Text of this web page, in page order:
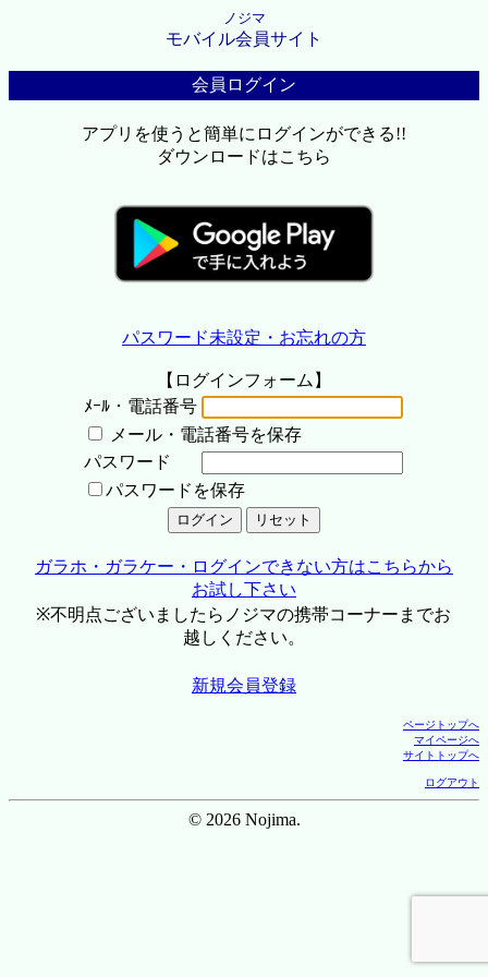
ノジマ
モバイル会員サイト
会員ログイン
アプリを使うと簡単にログインができる!!
ダウンロードはこちら
パスワード未設定・お忘れの方
【ログインフォーム】
ﾒｰﾙ・電話番号
メール・電話番号を保存
パスワード
パスワードを保存
ガラホ・ガラケー・ログインできない方はこちらから
お試し下さい
※不明点ございましたらノジマの携帯コーナーまでお
越しください。
新規会員登録
ページトップへ
マイページへ
サイトトップへ
ログアウト
© 2026 Nojima.